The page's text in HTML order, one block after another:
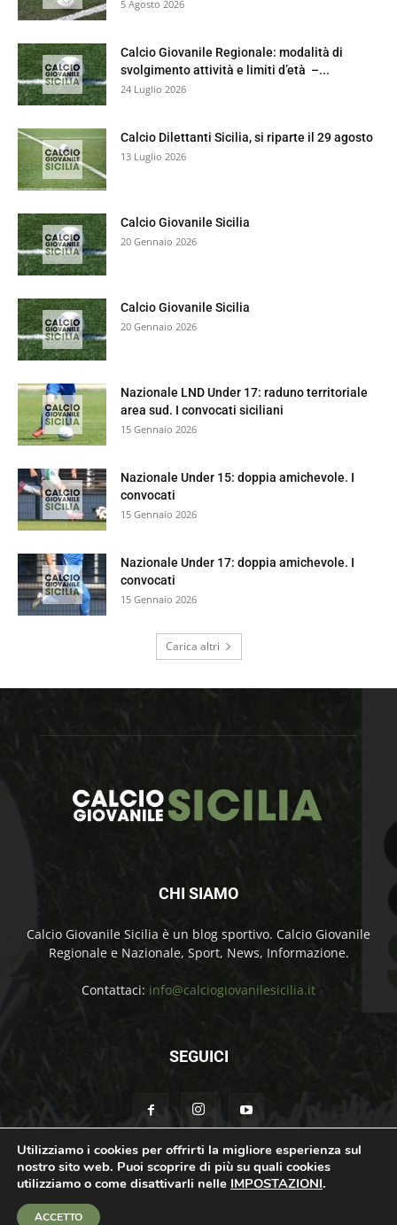
5 Agosto 2026
Calcio Giovanile Regionale: modalità di
svolgimento attività e limiti d’età –...
24 Luglio 2026
Calcio Dilettanti Sicilia, si riparte il 29 agosto
13 Luglio 2026
Calcio Giovanile Sicilia
20 Gennaio 2026
Calcio Giovanile Sicilia
20 Gennaio 2026
Nazionale LND Under 17: raduno territoriale
area sud. I convocati siciliani
15 Gennaio 2026
Nazionale Under 15: doppia amichevole. I
convocati
15 Gennaio 2026
Nazionale Under 17: doppia amichevole. I
convocati
15 Gennaio 2026
Carica altri
CHI SIAMO
Calcio Giovanile Sicilia è un blog sportivo. Calcio Giovanile
Regionale e Nazionale, Sport, News, Informazione.
Contattaci: info@calciogiovanilesicilia.it
SEGUICI
Chi Siamo Contatti Cookie Policy Privacy Policy
© Calcio Giovanile Sicilia Copyright by Rosolino Ciprì | Support by
Utilizziamo i cookies per offrirti la migliore esperienza sul
nostro sito web. Puoi scoprire di più su quali cookies
utilizziamo o come disattivarli nelle IMPOSTAZIONI.
ACCETTO